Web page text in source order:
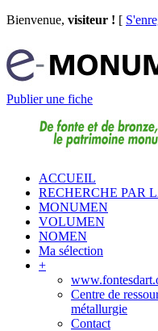
Bienvenue, visiteur ! [
Publier une fiche
ACCUEIL
RECHERCHE PAR
MONUMEN
VOLUMEN
NOMEN
Ma sélection
+
Centre de
métallurgie
Contact